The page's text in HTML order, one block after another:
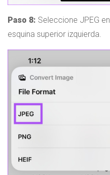
Paso 8: Seleccione JPEG
esquina superior izquierda.